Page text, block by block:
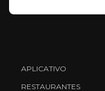
APLICATIVO
RESTAURANTES